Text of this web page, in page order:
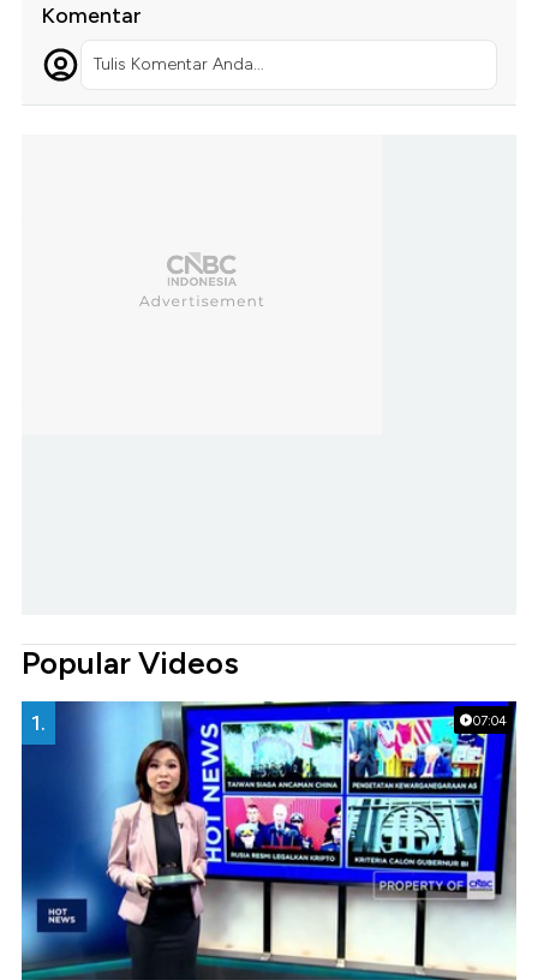
Komentar
Tulis Komentar Anda...
Popular Videos
07:04
1.